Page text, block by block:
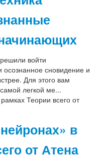
войти
осознанное сновидение и
Для этого вам
легкой ме...
в
от Атена